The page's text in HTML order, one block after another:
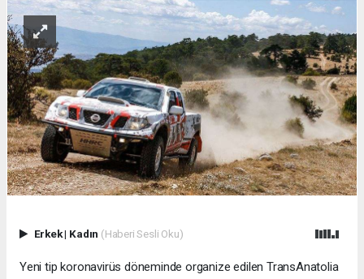
Erkek| Kadın (Haberi Sesli Oku)
Yeni tip koronavirüs döneminde organize edilen TransAnatolia